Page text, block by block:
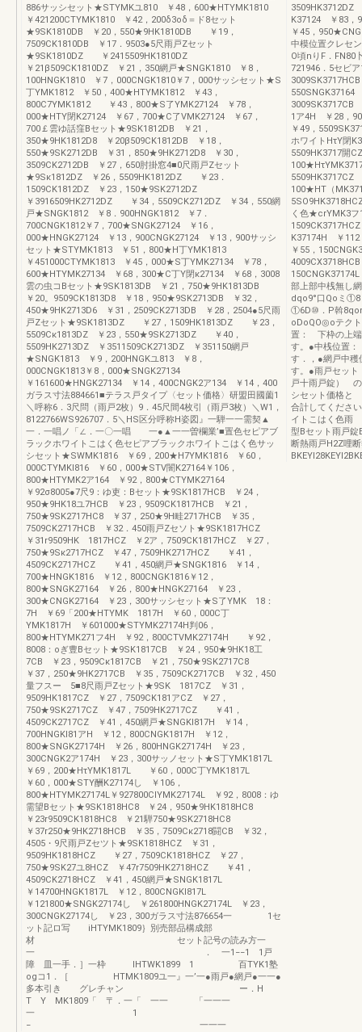
886サッシセット★STYMKユ810 ￥48，600★HTYMK1810
￥421200CTYMK1810 ￥42，200δ3oδ＝ド8セット
★9SK1810DB ￥20，550★9HK1810DB ￥19，
7509CK1810DB ￥17．9503●5尺雨戸Zセット
★9SK1810DZ ￥2415509HK1810DZ
￥21β509CK1810DZ ￥21，350網戸★SNGK1810 ￥8，
100HNGK1810 ￥7，000CNGK1810￥7，000サッシセット★S
丁YMK1812 ￥50，400★HTYMK1812 ￥43，
800C7YMK1812 ￥43，800★S了YMK27124 ￥78，
000★HTY閉K27124 ￥67，700★C了VMK27124 ￥67，
700￡雲ゆ話窪Bセット★9SK1812DB ￥21，
350★9HK1812D8 ￥20β509CK1812DB ￥18，
550★9SK2712DB ￥31，850★9HK2712D8 ￥30，
3509CK2712DB ￥27，650肘掛窓4■0尺雨戸Zセット
★9Sκ1812DZ ￥26，5509HK1812DZ ￥23．
1509CK1812DZ ￥23，150★9SK2712DZ
￥3916509HK2712DZ ￥34，5509CK2712DZ ￥34，550網
戸★SNGK1812 ￥8．900HNGK1812 ￥7．
700CNGK1812￥7，700★SNGK27124 ￥16，
000★HNGK27124 ￥13，900CNGK27124 ￥13，900サッシ
セット★STYMK1813 ￥51，800★H丁YMK1813
￥451000CTYMK1813 ￥45，000★S丁YMK27134 ￥78，
600★HTYMK27134 ￥68，300★C丁Y閉κ27134 ￥68，3008
雲の虫コBセット★9SK1813DB ￥21，750★9HK1813DB
￥20。9509CK1813D8 ￥18，950★9SK2713DB ￥32，
450★9HK2713D6 ￥31，2509CK2713DB ￥28，2504●5尺雨
戸Zセット★9SK1813DZ ￥27，1509HK1813DZ ￥23，
5509Cκ1813DZ ￥23，550★9SK2713DZ ￥40，
5509HK2713DZ ￥3511509CK2713DZ ￥351150網戸
★SNGK1813 ￥9，200HNGKユ813 ￥8，
000CNGK1813￥8，000★SNGK27134
￥161600★HNGK27134 ￥14，400CNGK2ア134 ￥14，400
ガラス寸法884661■テラス戸タイプ〈セット価格〉研盟田國薗1
＼呼称6．3尺問（雨戸2枚）9．45尺間4枚引（雨戸3枚）＼W1，
8122766WS926707．5＼HS区分呼称H姿図』一騨一一需契▲
一．一唱ノ「∠．一〇一唱 一●▲一一曽欄業’■置色セピアブ
ラックホワイトこはく色セピアブラックホワイトこはく色サッ
シセット★SWMK1816 ￥69，200★H7YMK1816 ￥60，
000CTYMKI816 ￥60，000★STV闇K27164￥106，
800★HTYMK2ア164 ￥92，800★CTYMK27164
￥92σ8005●7尺9：ゆ吏：Bセット★9SK1817HCB ￥24，
950★9HK18ユ7HCB ￥23，9509CK1817HCB ￥21，
750★9SK2717HC8 ￥37，250★9H畦2717HCB ￥35，
7509CK2717HCB ￥32．450雨戸Zセソト★9SK1817HCZ
￥31r9509HK 1817HCZ ￥2ア，7509CK1817HCZ ￥27，
750★9Sκ2717HCZ ￥47，7509HK2717HCZ ￥41，
4509CK2717HCZ ￥41，450網戸★SNGK1816 ￥14，
700★HNGK1816 ￥12，800CNGK1816￥12，
800★SNGK27164 ￥26，800★HNGK27164 ￥23，
300★CNGK27164 ￥23，300サッシセット★S了YMK 18：
7H ￥69「200★HTYMK 1817H ￥60，000C丁
YMK1817H ￥601000★STYMK27174H判06，
800★HTYMK271フ4H ￥92，800CTVMK27174H ￥92，
8008：oぎ豊Bセット★9SK1817CB ￥24，950★9HK18工
7CB ￥23，9509Cκ1817CB ￥21，750★9SK2717C8
￥37，250★9HK2717CB ￥35，7509CK2717CB ￥32，450
量フスー 5■8尺雨戸Zセット★9SK 1817CZ ￥31，
9509HK1817CZ ￥27，7509CK181アCZ ￥27，
750★9SK2717CZ ￥47，7509HK2717CZ ￥41，
4509CK2717CZ ￥41，450網戸★SNGKI817H ￥14，
700HNGKl81アH ￥12，800CNGK1817H ￥12，
800★SNGK27174H ￥26，800HNGK27174H ￥23，
300CNGK2ア174H ￥23，300サッノセット★S丁YMK1817L
￥69，200★HτYMK1817L ￥60，000C丁YMK1817L
￥60，000★STY酬K27174し ￥106，
800★HTYMK27174L￥927800CIYMK27174L ￥92，8008：ゆ
需望Bセット★9SK1818HC8 ￥24，950★9HK1818HC8
￥23r9509CK1818HC8 ￥21騨750★9SK2718HC8
￥37r250★9HK2718HCB ￥35，7509Cκ2718闘CB ￥32，
4505・9尺雨戸Zセツト★9SK1818HCZ ￥31，
9509HK1818HCZ ￥27，7509CK1818HCZ ￥27，
750★9SK27ユ8HCZ ￥47r7509HK2718HCZ ￥41，
4509CK2718HCZ ￥41，450網戸★SNGK1817L
￥14700HNGK1817L ￥12，800CNGKI817L
￥121800★SNGK27174し ￥261800HNGK27174L ￥23，
300CNGK27174し ￥23，300ガラス寸法876654一 1セ
ット記ロ写 iHTYMK1809｝別売部品構成部
材 セット記号の読み方一
一 ． 一1−−1 1戸
障 皿一手．］一枠 lHTWK1899 1 百TYK1塾
ogコ1．［ HTMK1809ユ一』一’一●雨戸●網戸●一一●
多本引き グレチャン ー．H
T Y MK1809「 〒．一「 一一 「一一一
一 1
− 一一一
3509HK3712DZ
K37124 ￥83，
￥45，
中模位置クレセ
O頃nりF．
721946．5セビ
3009SK3717CB
1ア4H ￥28，
￥49，
ホワイトHτY閉
5509HK3717開
100★HT（
く色★crYMK3
K37174H ￥
￥55，
部上部中桟無し
dqo9°口Qoミ
①6D⑩．P斡
oDoQO◎oテク
置： 下枠の上端
す。●中桟位置
す．，●網戸中穫
す。●雨戸セット
戸十雨戸錠） の
シセット価格と
合計してくださ
イトこはく色雨
型Bセット雨戸
断熱雨戸H2Z哩